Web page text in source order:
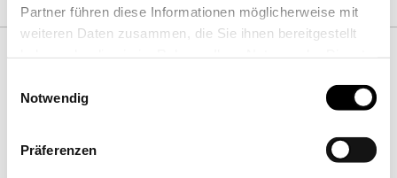
Partner führen diese Informationen möglicherweise mit
weiteren Daten zusammen, die Sie ihnen bereitgestellt
Cookies, wenn Sie unsere Webseite weiterhin nutzen.
Notwendig
Präferenzen
ANFRAGELISTE